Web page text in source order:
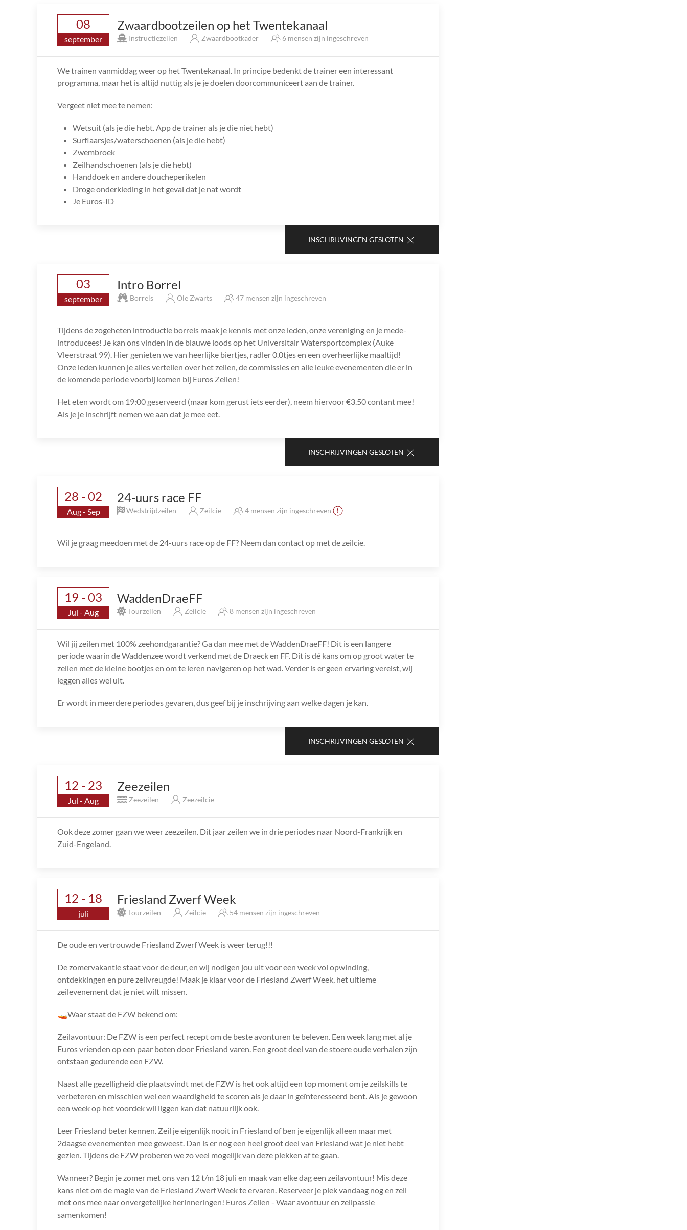
08
september
Zwaardbootzeilen op het Twentekanaal
Instructiezeilen Zwaardbootkader 6 mensen zijn ingeschreven
We trainen vanmiddag weer op het Twentekanaal. In principe bedenkt de trainer een interessant
programma, maar het is altijd nuttig als je je doelen doorcommuniceert aan de trainer.
Vergeet niet mee te nemen:
Wetsuit (als je die hebt. App de trainer als je die niet hebt)
Surflaarsjes/waterschoenen (als je die hebt)
Zwembroek
Zeilhandschoenen (als je die hebt)
Handdoek en andere doucheperikelen
Droge onderkleding in het geval dat je nat wordt
Je Euros-ID
INSCHRIJVINGEN GESLOTEN
03
september
Intro Borrel
Borrels Ole Zwarts 47 mensen zijn ingeschreven
Tijdens de zogeheten introductie borrels maak je kennis met onze leden, onze vereniging en je mede-
introducees! Je kan ons vinden in de blauwe loods op het Universitair Watersportcomplex (Auke
Vleerstraat 99). Hier genieten we van heerlijke biertjes, radler 0.0tjes en een overheerlijke maaltijd!
Onze leden kunnen je alles vertellen over het zeilen, de commissies en alle leuke evenementen die er in
de komende periode voorbij komen bij Euros Zeilen!
Het eten wordt om 19:00 geserveerd (maar kom gerust iets eerder), neem hiervoor €3.50 contant mee!
Als je je inschrijft nemen we aan dat je mee eet.
INSCHRIJVINGEN GESLOTEN
28 - 02
Aug - Sep
24-uurs race FF
Wedstrijdzeilen Zeilcie 4 mensen zijn ingeschreven
Wil je graag meedoen met de 24-uurs race op de FF? Neem dan contact op met de zeilcie.
19 - 03
Jul - Aug
WaddenDraeFF
Tourzeilen Zeilcie 8 mensen zijn ingeschreven
Wil jij zeilen met 100% zeehondgarantie? Ga dan mee met de WaddenDraeFF! Dit is een langere
periode waarin de Waddenzee wordt verkend met de Draeck en FF. Dit is dé kans om op groot water te
zeilen met de kleine bootjes en om te leren navigeren op het wad. Verder is er geen ervaring vereist, wij
leggen alles wel uit.
Er wordt in meerdere periodes gevaren, dus geef bij je inschrijving aan welke dagen je kan.
INSCHRIJVINGEN GESLOTEN
12 - 23
Jul - Aug
Zeezeilen
Zeezeilen Zeezeilcie
Ook deze zomer gaan we weer zeezeilen. Dit jaar zeilen we in drie periodes naar Noord-Frankrijk en
Zuid-Engeland.
12 - 18
juli
Friesland Zwerf Week
Tourzeilen Zeilcie 54 mensen zijn ingeschreven
De oude en vertrouwde Friesland Zwerf Week is weer terug!!!
De zomervakantie staat voor de deur, en wij nodigen jou uit voor een week vol opwinding,
ontdekkingen en pure zeilvreugde! Maak je klaar voor de Friesland Zwerf Week, het ultieme
zeilevenement dat je niet wilt missen.
🚤Waar staat de FZW bekend om:
Zeilavontuur: De FZW is een perfect recept om de beste avonturen te beleven. Een week lang met al je
Euros vrienden op een paar boten door Friesland varen. Een groot deel van de stoere oude verhalen zijn
ontstaan gedurende een FZW.
Naast alle gezelligheid die plaatsvindt met de FZW is het ook altijd een top moment om je zeilskills te
verbeteren en misschien wel een waardigheid te scoren als je daar in geïnteresseerd bent. Als je gewoon
een week op het voordek wil liggen kan dat natuurlijk ook.
Leer Friesland beter kennen. Zeil je eigenlijk nooit in Friesland of ben je eigenlijk alleen maar met
2daagse evenementen mee geweest. Dan is er nog een heel groot deel van Friesland wat je niet hebt
gezien. Tijdens de FZW proberen we zo veel mogelijk van deze plekken af te gaan.
Wanneer? Begin je zomer met ons van 12 t/m 18 juli en maak van elke dag een zeilavontuur! Mis deze
kans niet om de magie van de Friesland Zwerf Week te ervaren. Reserveer je plek vandaag nog en zeil
met ons mee naar onvergetelijke herinneringen! Euros Zeilen - Waar avontuur en zeilpassie
samenkomen!